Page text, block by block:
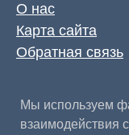
О нас
Карта сайта
Обратная связь
Мы используем
взаимодействия